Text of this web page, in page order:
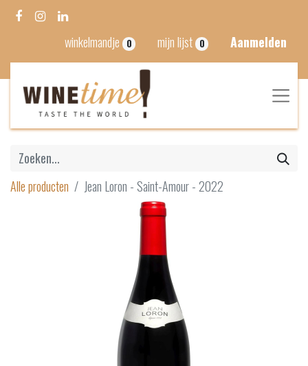
winkelmandje 0 mijn lijst 0 Aanmelden
Alle producten Jean Loron - Saint-Amour - 2022